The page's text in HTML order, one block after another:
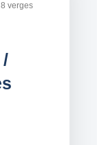
verges